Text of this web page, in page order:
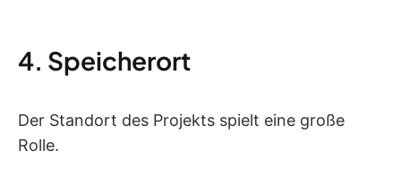
4. Speicherort
Der Standort des Projekts spielt eine große
Rolle.